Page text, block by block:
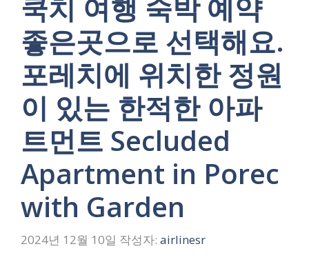
쿡치 여행 숙박 예약
좋은곳으로 선택해요.
포레치에 위치한 정원
이 있는 한적한 아파
트먼트 Secluded
Apartment in Porec
with Garden
2024년 12월 10일 작성자: airlinesr